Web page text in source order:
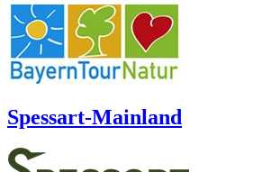
Spessart-Mainland